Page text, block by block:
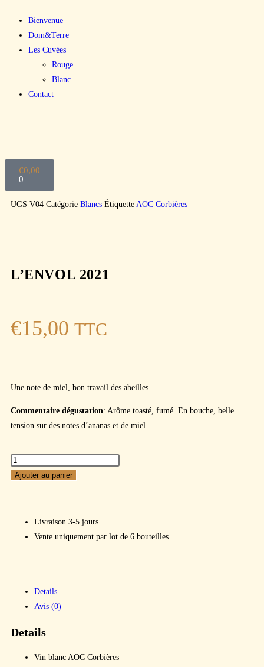
Bienvenue
Dom&Terre
Les Cuvées
Rouge
Blanc
Contact
€0,00
0
UGS V04 Catégorie Blancs Étiquette AOC Corbières
L’ENVOL 2021
€15,00 TTC
Une note de miel, bon travail des abeilles…
Commentaire dégustation: Arôme toasté, fumé. En bouche, belle
tension sur des notes d’ananas et de miel.
Ajouter au panier
Livraison 3-5 jours
Vente uniquement par lot de 6 bouteilles
Details
Avis (0)
Details
Vin blanc AOC Corbières